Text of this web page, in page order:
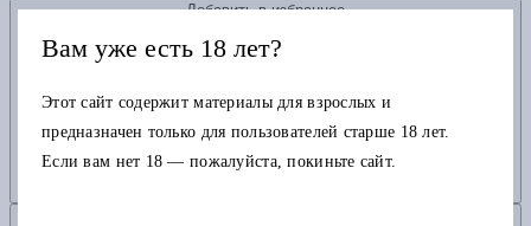
Добавить в избранное
Вам уже есть 18 лет?
Этот сайт содержит материалы для взрослых и
предназначен только для пользователей старше 18 лет.
Если вам нет 18 — пожалуйста, покиньте сайт.